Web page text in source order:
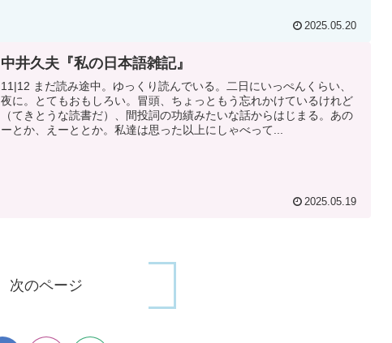
2025.05.20
中井久夫『私の日本語雑記』
11|12 まだ読み途中。ゆっくり読んでいる。二日にいっぺんくらい、
夜に。とてもおもしろい。冒頭、ちょっともう忘れかけているけれど
（てきとうな読書だ）、間投詞の功績みたいな話からはじまる。あの
ーとか、えーととか。私達は思った以上にしゃべって...
2025.05.19
次のページ